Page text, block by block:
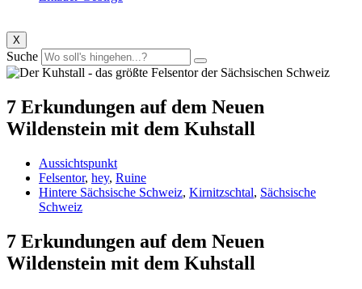
X
Suche
7 Erkundungen auf dem Neuen
Wildenstein mit dem Kuhstall
Aussichtspunkt
Felsentor, hey, Ruine
Hintere Sächsische Schweiz, Kirnitzschtal, Sächsische
Schweiz
7 Erkundungen auf dem Neuen
Wildenstein mit dem Kuhstall